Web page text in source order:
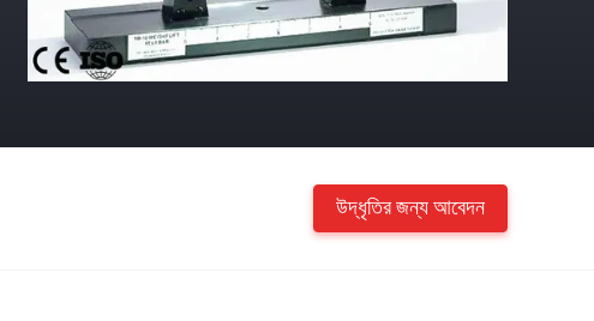
উদ্ধৃতির জন্য আবেদন